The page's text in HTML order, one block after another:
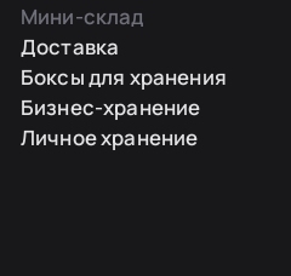
Мини-склад
Доставка
Боксы для хранения
Бизнес-хранение
Личное хранение